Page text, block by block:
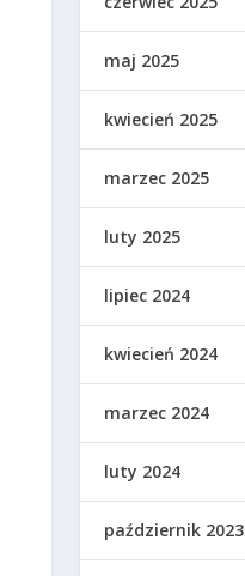
maj 2025
kwiecień 2025
marzec 2025
luty 2025
lipiec 2024
kwiecień 2024
marzec 2024
luty 2024
październik 2023